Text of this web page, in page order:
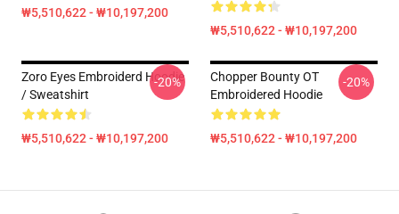
₩5,510,622 - ₩10,197,200
₩5,510,622 - ₩10,197,200
Zoro Eyes Embroiderd Hoodie
/ Sweatshirt
₩5,510,622 - ₩10,197,200
-20%
Chopper Bounty OT
Embroidered Hoodie
₩5,510,622 - ₩10,197,200
-20%